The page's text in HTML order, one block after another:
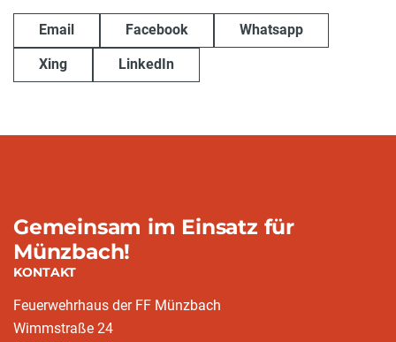
Email Facebook Whatsapp
Xing LinkedIn
Gemeinsam im Einsatz für
Münzbach!
KONTAKT
Feuerwehrhaus der FF Münzbach
Wimmstraße 24